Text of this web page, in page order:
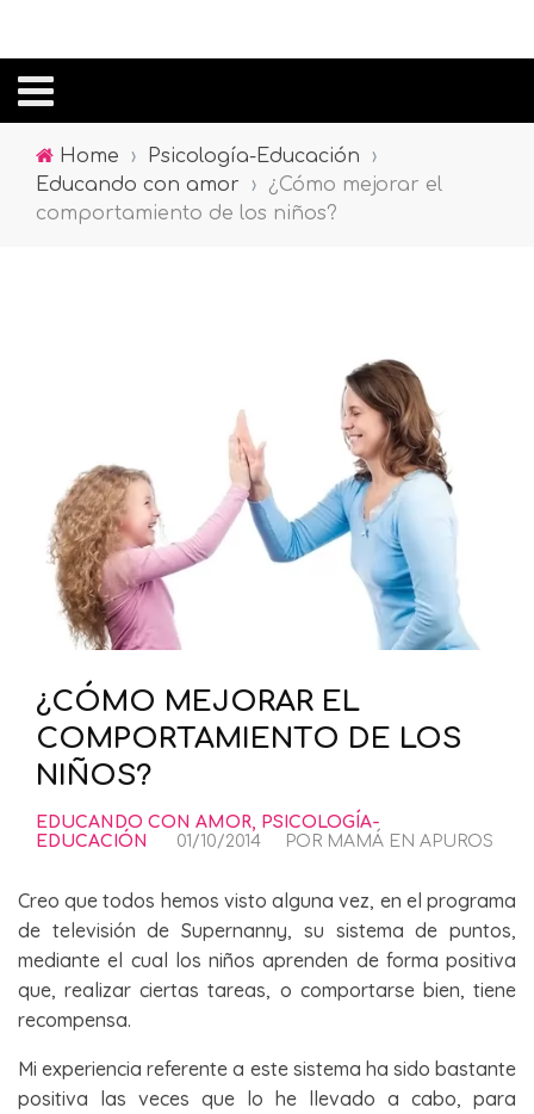
Home › Psicología-Educación
›
Educando con amor
›
¿Cómo mejorar el
comportamiento de los niños?
¿CÓMO MEJORAR EL
COMPORTAMIENTO DE LOS
NIÑOS?
EDUCANDO CON AMOR
PSICOLOGÍA-
EDUCACIÓN
01/10/2014 POR MAMÁ EN APUROS
Creo que todos hemos visto alguna vez, en el programa
de televisión de Supernanny, su sistema de puntos,
mediante el cual los niños aprenden de forma positiva
que, realizar ciertas tareas, o comportarse bien, tiene
recompensa.
Mi experiencia referente a este sistema ha sido bastante
positiva las veces que lo he llevado a cabo, para